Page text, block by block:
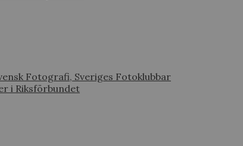
Fotografi, Sveriges Fotoklubbar
i Riksförbundet